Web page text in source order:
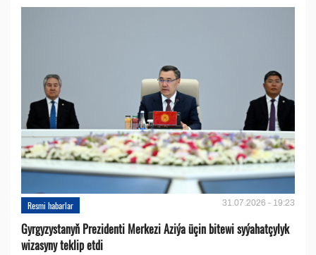
Resmi habarlar 31.07.2026 - 19:23
Gyrgyzystanyň Prezidenti Merkezi Aziýa üçin bitewi syýahatçylyk
wizasyny teklip etdi